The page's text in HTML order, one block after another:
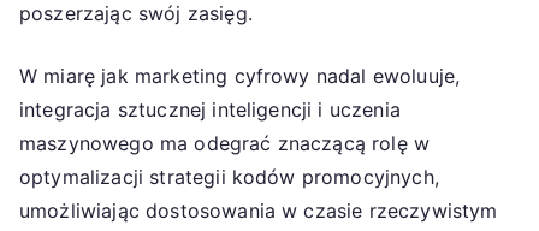
poszerzając swój zasięg.
W miarę jak marketing cyfrowy nadal ewoluuje,
integracja sztucznej inteligencji i uczenia
maszynowego ma odegrać znaczącą rolę w
optymalizacji strategii kodów promocyjnych,
umożliwiając dostosowania w czasie rzeczywistym